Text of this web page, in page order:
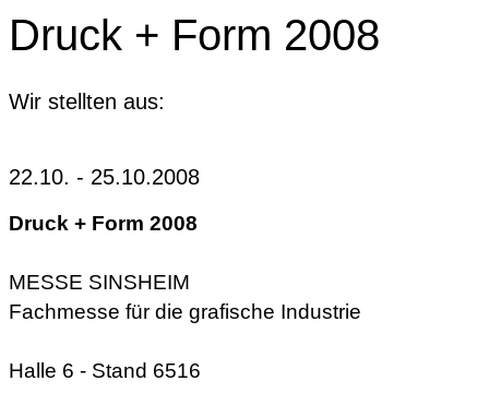
Druck + Form 2008
Wir stellten aus:
22.10. - 25.10.2008
Druck + Form 2008
MESSE SINSHEIM
Fachmesse für die grafische Industrie
Halle 6 - Stand 6516